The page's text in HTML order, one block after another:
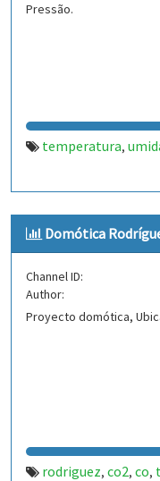
Pressão.
temperatura,
Domótica
Channel ID:
Author:
Proyecto domótica,
rodriguez, co2, co,